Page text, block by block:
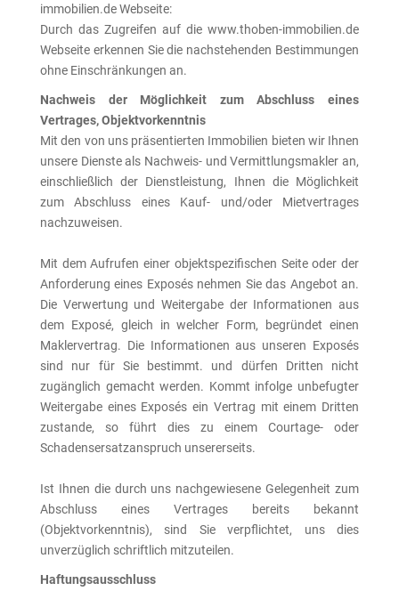
immobilien.de Webseite:
Durch das Zugreifen auf die www.thoben-immobilien.de
Webseite erkennen Sie die nachstehenden Bestimmungen
ohne Einschränkungen an.
Nachweis der Möglichkeit zum Abschluss eines
Vertrages, Objektvorkenntnis
Mit den von uns präsentierten Immobilien bieten wir Ihnen
unsere Dienste als Nachweis- und Vermittlungsmakler an,
einschließlich der Dienstleistung, Ihnen die Möglichkeit
zum Abschluss eines Kauf- und/oder Mietvertrages
nachzuweisen.
Mit dem Aufrufen einer objektspezifischen Seite oder der
Anforderung eines Exposés nehmen Sie das Angebot an.
Die Verwertung und Weitergabe der Informationen aus
dem Exposé, gleich in welcher Form, begründet einen
Maklervertrag. Die Informationen aus unseren Exposés
sind nur für Sie bestimmt. und dürfen Dritten nicht
zugänglich gemacht werden. Kommt infolge unbefugter
Weitergabe eines Exposés ein Vertrag mit einem Dritten
zustande, so führt dies zu einem Courtage- oder
Schadensersatzanspruch unsererseits.
Ist Ihnen die durch uns nachgewiesene Gelegenheit zum
Abschluss eines Vertrages bereits bekannt
(Objektvorkenntnis), sind Sie verpflichtet, uns dies
unverzüglich schriftlich mitzuteilen.
Haftungsausschluss